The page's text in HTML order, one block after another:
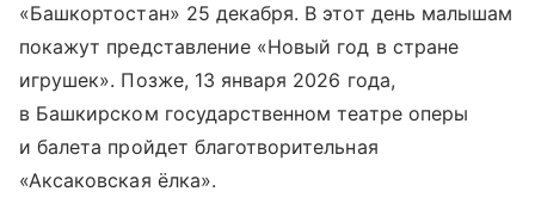
«Башкортостан» 25 декабря. В этот день малышам
покажут представление «Новый год в стране
игрушек». Позже, 13 января 2026 года,
в Башкирском государственном театре оперы
и балета пройдет благотворительная
«Аксаковская ёлка».